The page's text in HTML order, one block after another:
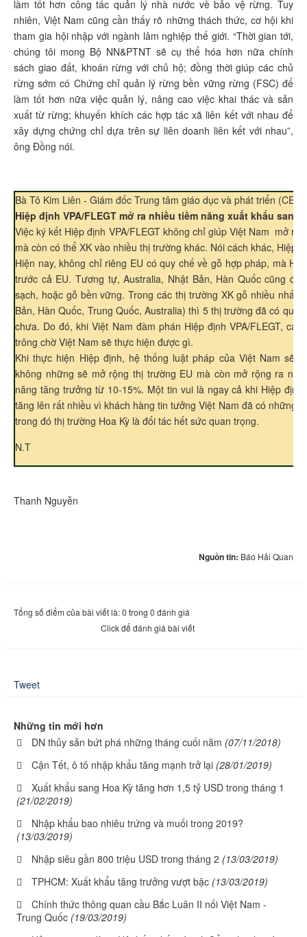
làm tốt hơn công tác quản lý nhà nước về bảo vệ rừng. Tuy
nhiên, Việt Nam cũng cần thấy rõ những thách thức, cơ hội khi
tham gia hội nhập với ngành lâm nghiệp thế giới. “Thời gian tới,
chúng tôi mong Bộ NN&PTNT sẽ cụ thể hóa hơn nữa chính
sách giao đất, khoán rừng với chủ hộ; đồng thời giúp các chủ
rừng sớm có Chứng chỉ quản lý rừng bền vững rừng (FSC) để
làm tốt hơn nữa việc quản lý, nâng cao việc khai thác và sản
xuất từ rừng; khuyến khích các hợp tác xã liên kết với nhau để
xây dựng chứng chỉ dựa trên sự liên doanh liên kết với nhau”,
ông Đồng nói.
Bà Tô Kim Liên - Giám đốc Trung tâm giáo dục và phát triển (CED):
Hiệp định VPA/FLEGT mở ra nhiều tiềm năng xuất khẩu
Việc ký kết Hiệp định VPA/FLEGT không chỉ giúp Việt Nam mở
mà còn có thể XK vào nhiều thị trường khác. Nói cách khác, Hiệp
Hiện nay, không chỉ riêng EU có quy chế về gỗ hợp pháp, mà
trước cả EU. Tương tự, Australia, Nhật Bản, Hàn Quốc cũng
sạch, hoặc gỗ bền vững. Trong các thị trường XK gỗ nhiều nhất
Bản, Hàn Quốc, Trung Quốc, Australia) thì 5 thị trường đã có quy
chưa. Do đó, khi Việt Nam đàm phán Hiệp định VPA/FLEGT,
trông chờ Việt Nam sẽ thực hiện được gì.
Khi thực hiện Hiệp định, hệ thống luật pháp của Việt Nam sẽ
không những sẽ mở rộng thị trường EU mà còn mở rộng ra
năng tăng trưởng từ 10-15%. Một tin vui là ngay cả khi Hiệp
tăng lên rất nhiều vì khách hàng tin tưởng Việt Nam đã có những
trong đó thị trường Hoa Kỳ là đối tác hết sức quan trọng.
N.T
Thanh Nguyễn
Nguồn tin: Báo Hải Quan
Tổng số điểm của bài viết là: 0 trong 0 đánh giá
Click để đánh giá bài viết
Tweet
Những tin mới hơn
DN thủy sản bứt phá những tháng cuối năm (07/11/2018)
Cận Tết, ô tô nhập khẩu tăng mạnh trở lại (28/01/2019)
Xuất khẩu sang Hoa Kỳ tăng hơn 1,5 tỷ USD trong tháng 1
(21/02/2019)
Nhập khẩu bao nhiêu trứng và muối trong 2019?
(13/03/2019)
Nhập siêu gần 800 triệu USD trong tháng 2 (13/03/2019)
TPHCM: Xuất khẩu tăng trưởng vượt bậc (13/03/2019)
Chính thức thông quan cầu Bắc Luân II nối Việt Nam -
Trung Quốc (19/03/2019)